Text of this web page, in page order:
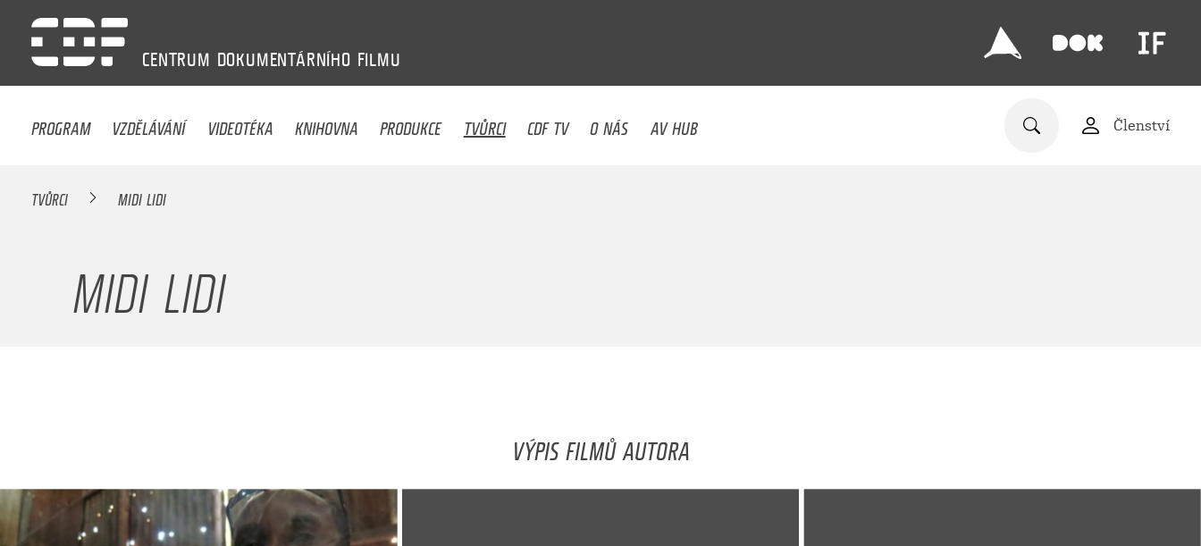
CENTRUM DOKUMENTÁRNÍHO FILMU
PROGRAM VZDĚLÁVÁNÍ VIDEOTÉKA KNIHOVNA PRODUKCE TVŮRCI CDF TV O NÁS AV HUB Členství
TVŮRCI MIDI LIDI
MIDI LIDI
VÝPIS FILMŮ AUTORA